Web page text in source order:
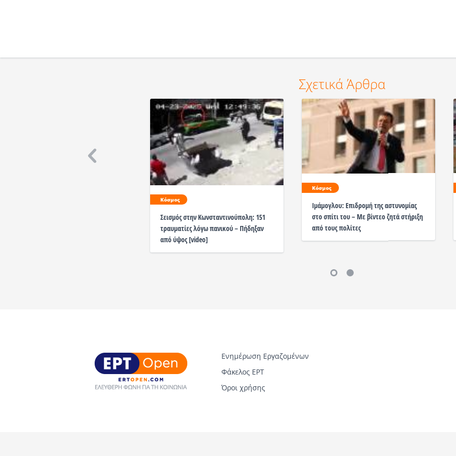
Σχετικά Άρθρα
Κόσμος
Σεισμός στην Κωνσταντινούπολη: 151
τραυματίες λόγω πανικού – Πήδηξαν
από ύψος [video]
Κόσμος
Ιμάμογλου: Επιδρομή της αστυνομίας
στο σπίτι του – Με βίντεο ζητά στήριξη
από τους πολίτες
Ενημέρωση Εργαζομένων
Φάκελος ΕΡΤ
Όροι χρήσης